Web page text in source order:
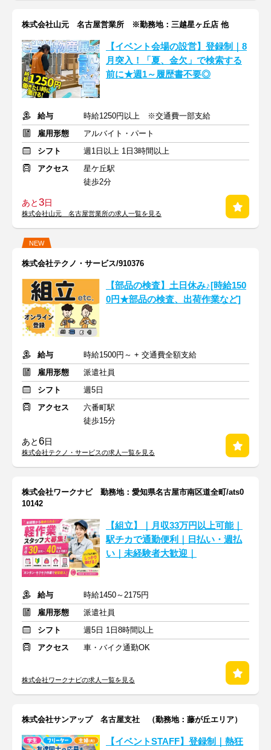
株式会社山元 名古屋営業所 ※勤務地：三越星ヶ丘店 他
【イベント会場の設営】登録制｜8
月突入！「夏、金欠」で検索する
前に★週1～履歴書不要◎
給与
時給1250円以上 ※交通費一部支給
雇用形態
アルバイト・パート
シフト
週1日以上 1日3時間以上
アクセス
星ケ丘駅
徒歩2分
あと3日
株式会社山元 名古屋営業所の求人一覧を見る
NEW
株式会社テクノ・サービス/910376
【部品の検査】土日休み♪[時給150
0円★部品の検査、出荷作業など]
給与
時給1500円～ + 交通費全額支給
雇用形態
派遣社員
シフト
週5日
アクセス
六番町駅
徒歩15分
あと6日
株式会社テクノ・サービスの求人一覧を見る
株式会社ワークナビ 勤務地：愛知県名古屋市南区道全町/ats0
10142
【組立】｜月収33万円以上可能｜
駅チカで通勤便利｜日払い・週払
い｜未経験者大歓迎｜
給与
時給1450～2175円
雇用形態
派遣社員
シフト
週5日 1日8時間以上
アクセス
車・バイク通勤OK
株式会社ワークナビの求人一覧を見る
株式会社サンアップ 名古屋支社 （勤務地：藤が丘エリア）
【イベントSTAFF】登録制｜熱狂